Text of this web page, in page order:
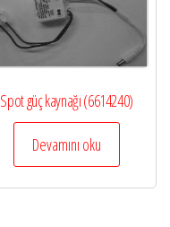
Spot güç kaynağı (6614240)
Devamını oku